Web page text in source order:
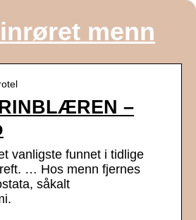
menn
–
vanligste funnet i tidlige
… Hos menn fjernes
såkalt